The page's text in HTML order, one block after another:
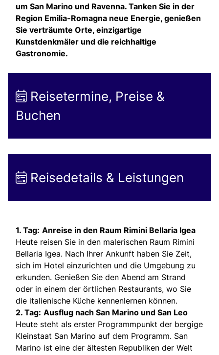
um San Marino und Ravenna. Tanken Sie in der
Region Emilia-Romagna neue Energie, genießen
Sie verträumte Orte, einzigartige
Kunstdenkmäler und die reichhaltige
Gastronomie.
Reisetermine, Preise &
Buchen
Reisedetails & Leistungen
1. Tag: Anreise in den Raum Rimini Bellaria Igea
Heute reisen Sie in den malerischen Raum Rimini
Bellaria Igea. Nach Ihrer Ankunft haben Sie Zeit,
sich im Hotel einzurichten und die Umgebung zu
erkunden. Genießen Sie den Abend am Strand
oder in einem der örtlichen Restaurants, wo Sie
die italienische Küche kennenlernen können.
2. Tag: Ausflug nach San Marino und San Leo
Heute steht als erster Programmpunkt der bergige
Kleinstaat San Marino auf dem Programm. San
Marino ist eine der ältesten Republiken der Welt